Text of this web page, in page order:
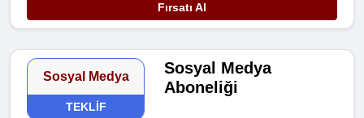
Fırsatı Al
Sosyal Medya
TEKLIF
Sosyal Medya
Aboneliği